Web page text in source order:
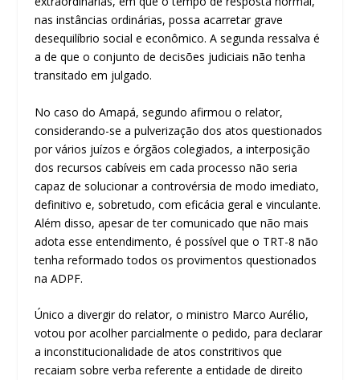
nas instâncias ordinárias, possa acarretar grave
desequilíbrio social e econômico. A segunda ressalva é
a de que o conjunto de decisões judiciais não tenha
transitado em julgado.
No caso do Amapá, segundo afirmou o relator,
considerando-se a pulverização dos atos questionados
por vários juízos e órgãos colegiados, a interposição
dos recursos cabíveis em cada processo não seria
capaz de solucionar a controvérsia de modo imediato,
definitivo e, sobretudo, com eficácia geral e vinculante.
Além disso, apesar de ter comunicado que não mais
adota esse entendimento, é possível que o TRT-8 não
tenha reformado todos os provimentos questionados
na ADPF.
Único a divergir do relator, o ministro Marco Aurélio,
votou por acolher parcialmente o pedido, para declarar
a inconstitucionalidade de atos constritivos que
recaiam sobre verba referente a entidade de direito